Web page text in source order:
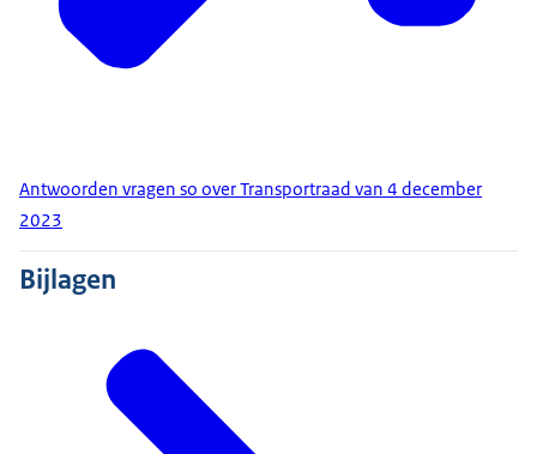
Antwoorden vragen so over Transportraad van 4 december
2023
Bijlagen